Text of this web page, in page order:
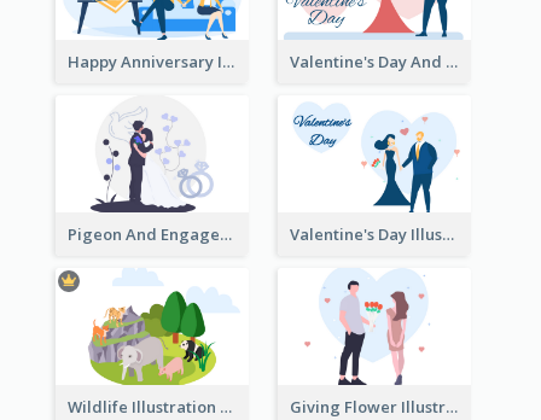
Happy Anniversary Illustration Valentine's Day And Flower Illustration
Pigeon And Engagement Illustration Valentine's Day Illustration
Wildlife Illustration Giving Flower Illustration